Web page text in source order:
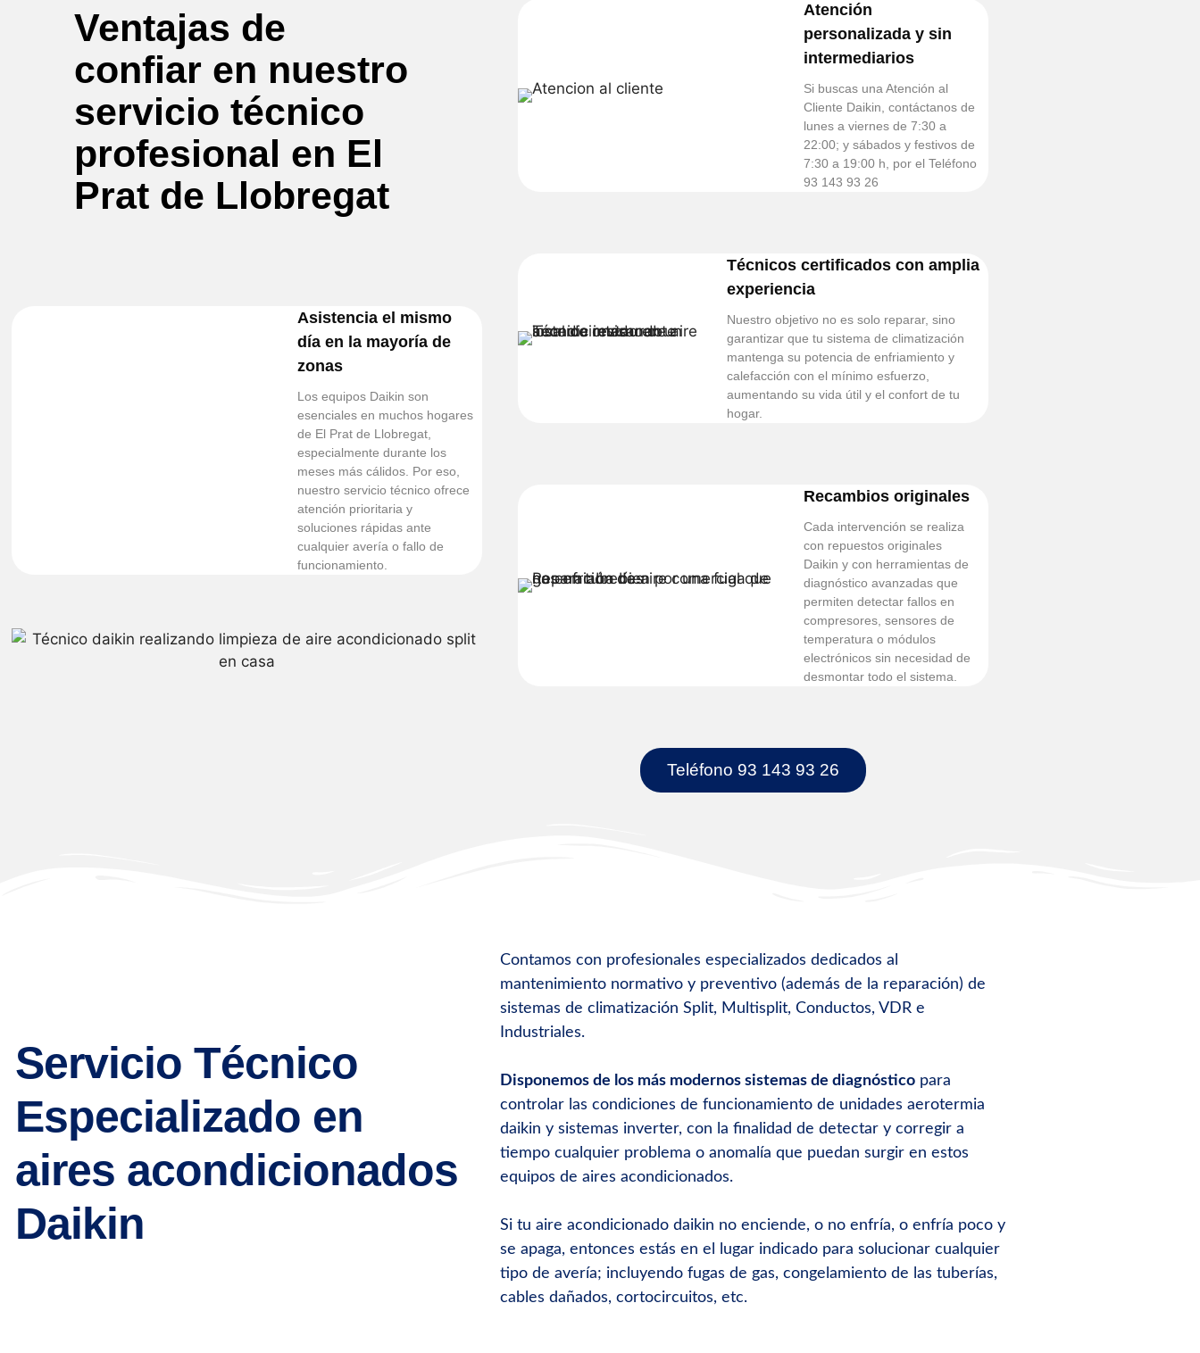
Ventajas de
confiar en nuestro
servicio técnico
profesional en El
Prat de Llobregat
Asistencia el mismo
día en la mayoría de
zonas
Los equipos Daikin son
esenciales en muchos hogares
de El Prat de Llobregat,
especialmente durante los
meses más cálidos. Por eso,
nuestro servicio técnico ofrece
atención prioritaria y
soluciones rápidas ante
cualquier avería o fallo de
funcionamiento.
Atención
personalizada y sin
intermediarios
Si buscas una Atención al
Cliente Daikin, contáctanos de
lunes a viernes de 7:30 a
22:00; y sábados y festivos de
7:30 a 19:00 h, por el Teléfono
93 143 93 26
Técnicos certificados con amplia
experiencia
Nuestro objetivo no es solo reparar, sino
garantizar que tu sistema de climatización
mantenga su potencia de enfriamiento y
calefacción con el mínimo esfuerzo,
aumentando su vida útil y el confort de tu
hogar.
Recambios originales
Cada intervención se realiza
con repuestos originales
Daikin y con herramientas de
diagnóstico avanzadas que
permiten detectar fallos en
compresores, sensores de
temperatura o módulos
electrónicos sin necesidad de
desmontar todo el sistema.
Teléfono 93 143 93 26
Servicio Técnico
Especializado en
aires acondicionados
Daikin
Contamos con profesionales especializados dedicados al
mantenimiento normativo y preventivo (además de la reparación) de
sistemas de climatización Split, Multisplit, Conductos, VDR e
Industriales.
Disponemos de los más modernos sistemas de diagnósticopara
controlar las condiciones de funcionamiento de unidades aerotermia
daikin y sistemas inverter, con la finalidad de detectar y corregir a
tiempo cualquier problema o anomalía que puedan surgir en estos
equipos de aires acondicionados.
Si tu aire acondicionado daikin no enciende, o no enfría, o enfría poco y
se apaga, entonces estás en el lugar indicado para solucionar cualquier
tipo de avería; incluyendo fugas de gas, congelamiento de las tuberías,
cables dañados, cortocircuitos, etc.